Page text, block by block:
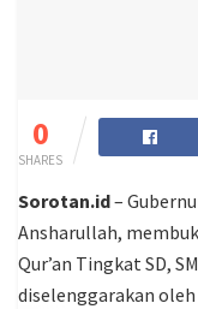
0
SHARES
Sorotan.id–
Ansharullah,
Qur’an Tingkat SD,
diselenggarakan oleh